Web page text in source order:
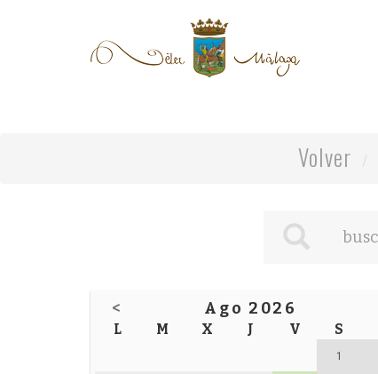
Volver
< Ago 2026
L M X J V S
1